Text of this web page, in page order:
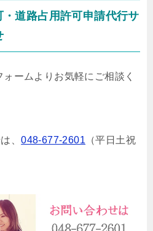
道路占用許可申請代行サ
ームよりお気軽にご相談く
、048-677-2601 （平日土祝